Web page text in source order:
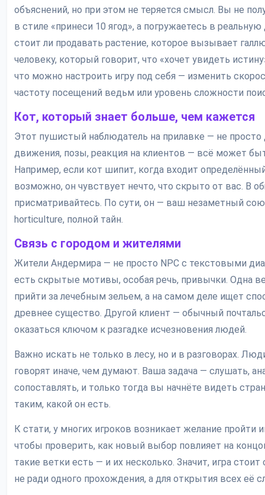
объяснений, но при этом не теряется смысл. Вы не
в стиле «принеси 10 ягод», а погружаетесь в
стоит ли продавать растение, которое вызывает
человеку, который говорит, что «хочет увидеть
что можно настроить игру под себя — изменить
частоту посещений ведьм или уровень сложности
Кот, который знает больше, чем кажется
Этот пушистый наблюдатель на прилавке — не просто
движения, позы, реакция на клиентов — всё может
Например, если кот шипит, когда входит
возможно, он чувствует нечто, что скрыто от вас. В
присматривайтесь. По сути, он — ваш незаметный
horticulture, полной тайн.
Связь с городом и жителями
Жители Андермира — не просто NPC с текстовыми
есть скрытые мотивы, особая речь, привычки. Одна
прийти за лечебным зельем, а на самом деле ищет
древнее существо. Другой клиент — обычный
оказаться ключом к разгадке исчезновения людей.
Важно искать не только в лесу, но и в разговорах.
говорят иначе, чем думают. Ваша задача — слушать,
сопоставлять, и только тогда вы начнёте видеть
таким, какой он есть.
К стати, у многих игроков возникает желание пройти
чтобы проверить, как новый выбор повлияет на
такие ветки есть — и их несколько. Значит, игра стоит
не ради одного прохождения, а для открытия всех её